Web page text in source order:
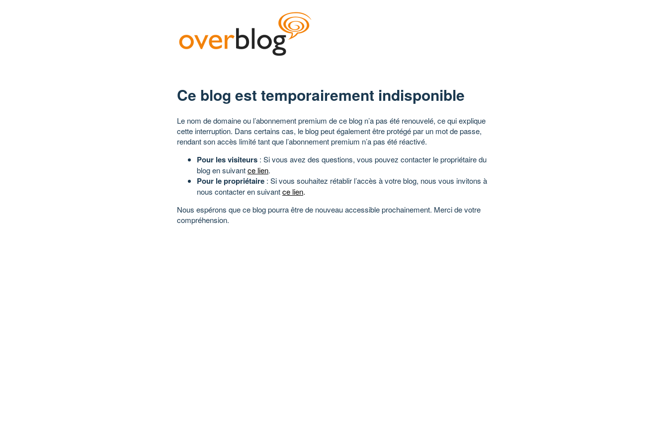
Ce blog est temporairement indisponible
Le nom de domaine ou l’abonnement premium de ce blog n’a pas été renouvelé, ce qui explique
cette interruption. Dans certains cas, le blog peut également être protégé par un mot de passe,
rendant son accès limité tant que l’abonnement premium n’a pas été réactivé.
Pour les visiteurs : Si vous avez des questions, vous pouvez contacter le propriétaire du
blog en suivantce lien.
Pour le propriétaire : Si vous souhaitez rétablir l’accès à votre blog, nous vous invitons à
nous contacter en suivantce lien.
Nous espérons que ce blog pourra être de nouveau accessible prochainement. Merci de votre
compréhension.